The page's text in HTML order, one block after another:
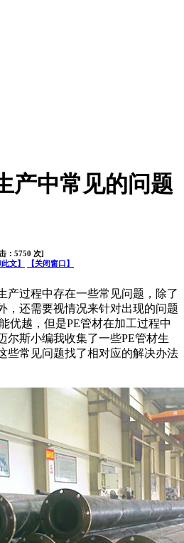
产中常见的问题
：5750 次]
文】 【关闭窗口】
过程中存在一些常见问题，除了
，还需要视情况来针对出现的问题
优越，但是PE管材在加工过程中
尔斯小编我收集了一些PE管材生
些常见问题找了相对应的解决办法